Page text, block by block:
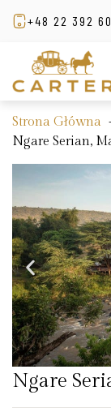
+48 22 392
Strona Główna
Ngare Serian,
Ngare